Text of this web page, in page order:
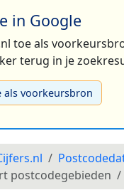
in Google
toe als
terug in je
als voorkeursbron
postcodegebieden